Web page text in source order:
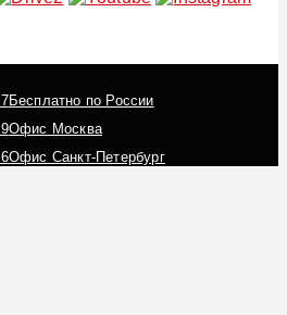
Бесплатно по России
Офис Москва
Офис Санкт-Петербург